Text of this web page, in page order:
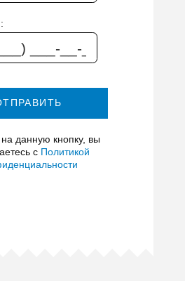
данную кнопку, вы
с Политикой